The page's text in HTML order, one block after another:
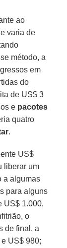
ao
varia de
método, a
em
do
de US$ 3
e pacotes
quatro
.
US$
liberar um
a algumas
para alguns
US$ 1.000,
o
de final, a
US$ 980;